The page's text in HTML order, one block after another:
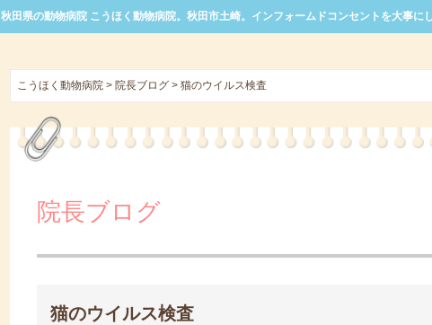
秋田県の動物病院 こうほく動物病院。秋田市土崎。インフォームドコンセントを大事に
こうほく動物病院 > 院長ブログ > 猫のウイルス検査
院長ブログ
猫のウイルス検査